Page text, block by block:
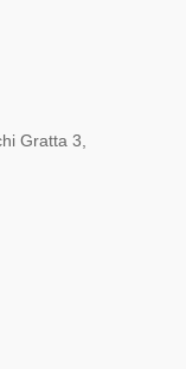
Gratta 3,